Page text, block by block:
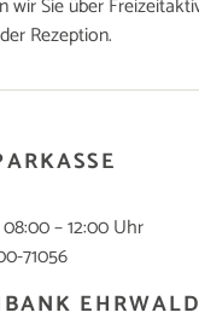
wir Sie über
Rezeption.
– 12:00 Uhr
71056
EHRWALD